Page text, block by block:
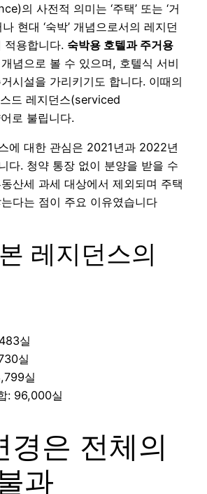
의 사전적 의미는 ‘주택’ 또는 ‘거
현대 ‘숙박’ 개념으로서의 레지던
적용합니다. 숙박용 호텔과 주거용
념으로 볼 수 있으며, 호텔식 서비
시설을 가리키기도 합니다. 이때의
드 레지던스(serviced
로 불립니다.
에 대한 관심은 2021년과 2022년
다. 청약 통장 없이 분양을 받을 수
산세 과세 대상에서 제외되며 주택
다는 점이 주요 이유였습니다
레지던스의
실
실
실
: 96,000실
경은 전체의
과